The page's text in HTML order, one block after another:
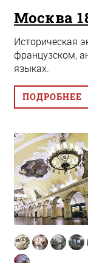
Москва
Историческая
французском,
языках.
ПОДРОБНЕЕ